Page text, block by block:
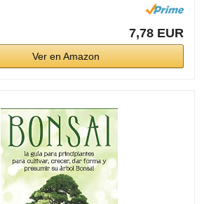
7,78 EUR
Ver en Amazon